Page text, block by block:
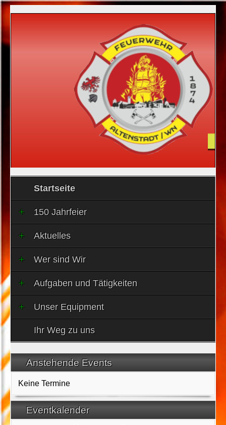
Startseite
150 Jahrfeier
Aktuelles
Wer sind Wir
Aufgaben und Tätigkeiten
Unser Equipment
Ihr Weg zu uns
Anstehende Events
Keine Termine
Eventkalender